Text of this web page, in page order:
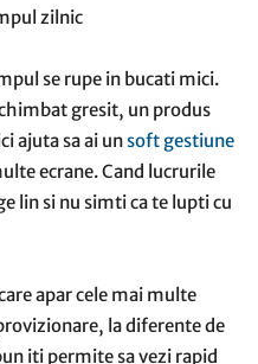
zilnic
se rupe in bucati mici.
gresit, un produs
ajuta sa ai unsoft gestiune
ecrane. Cand lucrurile
lin si nu simti ca te lupti cu
apar cele mai multe
la diferente de
iti permite sa vezi rapid